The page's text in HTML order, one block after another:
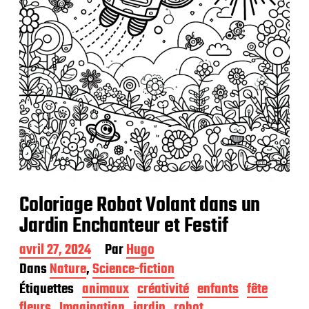
Coloriage Robot Volant dans un
Jardin Enchanteur et Festif
D
a
t
e
avril 27, 2024 ParHugo
DansNature,Science-fiction
Étiquettes animaux créativité enfants fête